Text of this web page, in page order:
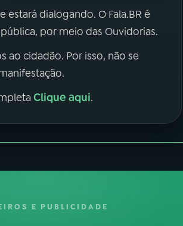
estará dialogando. O Fala.BR é
por meio das Ouvidorias.
ao cidadão. Por isso, não se
Clique aqui.
E PUBLICIDADE